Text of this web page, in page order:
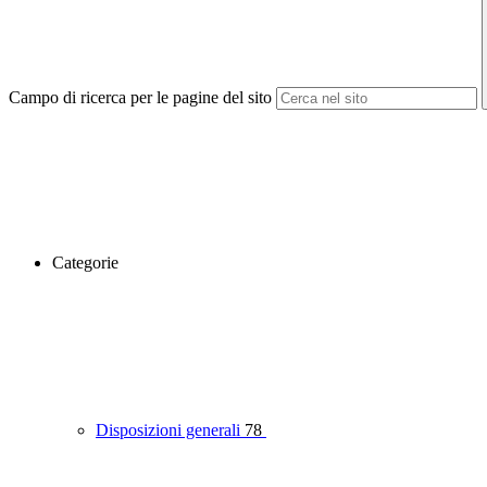
Campo di ricerca per le pagine del sito
Categorie
Disposizioni generali 78